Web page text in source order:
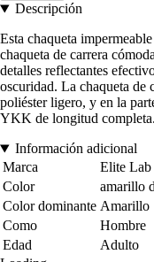
Descripción
Esta chaqueta
chaqueta de carrera
detalles reflectantes
oscuridad. La chaqueta de
poliéster ligero, y en la
YKK de longitud completa.
Información adicional
Marca
Elite Lab
Color
amarillo
Color dominante Amarillo
Como
Hombre
Edad
Adulto